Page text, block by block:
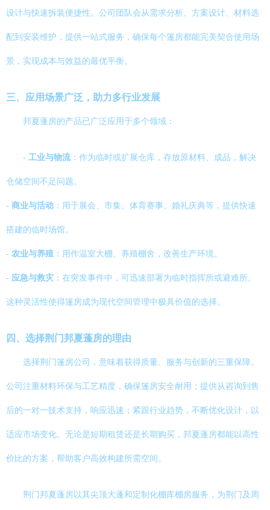
设计与快速拆装便捷性。公司团队会从需求分析、方案设计、材料选
配到安装维护，提供一站式服务，确保每个篷房都能完美契合使用场
景，实现成本与效益的最优平衡。
三、应用场景广泛，助力多行业发展
邦夏蓬房的产品已广泛应用于多个领域：
- 工业与物流：作为临时或扩展仓库，存放原材料、成品，解决
仓储空间不足问题。
- 商业与活动 ：用于展会、市集、体育赛事、婚礼庆典等，提供快速
搭建的临时场馆。
- 农业与养殖 ：用作温室大棚、养殖棚舍，改善生产环境。
- 应急与救灾 ：在突发事件中，可迅速部署为临时指挥所或避难所。
这种灵活性使得篷房成为现代空间管理中极具价值的选择。
四、选择荆门邦夏蓬房的理由
选择荆门篷房公司，意味着获得质量、服务与创新的三重保障。
公司注重材料环保与工艺精度，确保篷房安全耐用；提供从咨询到售
后的一对一技术支持，响应迅速；紧跟行业趋势，不断优化设计，以
适应市场变化。无论是短期租赁还是长期购买，邦夏蓬房都能以高性
价比的方案，帮助客户高效构建所需空间。
荆门邦夏蓬房以其尖顶大蓬和定制化棚库棚房服务，为荆门及周